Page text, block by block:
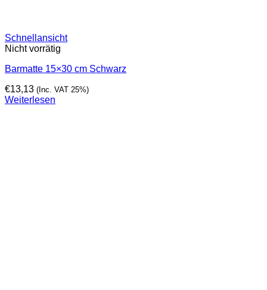
Schnellansicht
Nicht vorrätig
Barmatte 15×30 cm Schwarz
€13,13 (Inc. VAT 25%)
Weiterlesen